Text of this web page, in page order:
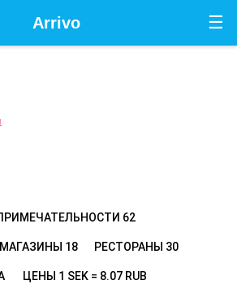
☰
Arrivo
62
МАГАЗИНЫ 18 РЕСТОРАНЫ 30
ЦЕНЫ 1 SEK = 8.07 RUB